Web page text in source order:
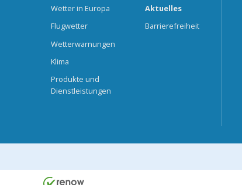
Wetter in Europa
Flugwetter
Wetterwarnungen
Klima
Produkte und
Dienstleistungen
Aktuelles
Barrierefreiheit